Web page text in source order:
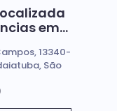
em
13340-
São